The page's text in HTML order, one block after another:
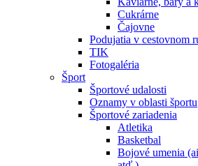
Cukrárne
Čajovne
Podujatia v cestovnom
TIK
Fotogaléria
Šport
Športové udalosti
Oznamy v oblasti športu
Športové zariadenia
Atletika
Basketbal
Bojové umenia